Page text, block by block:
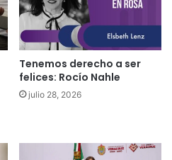
Tenemos derecho a ser
felices: Rocío Nahle
julio 28, 2026